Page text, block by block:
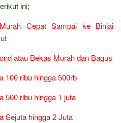
ini;
Cepat Sampai ke Binjai
atau Bekas Murah dan Bagus
100 ribu hingga 500rb
500 ribu hingga 1 juta
Sejuta hingga 2 Juta